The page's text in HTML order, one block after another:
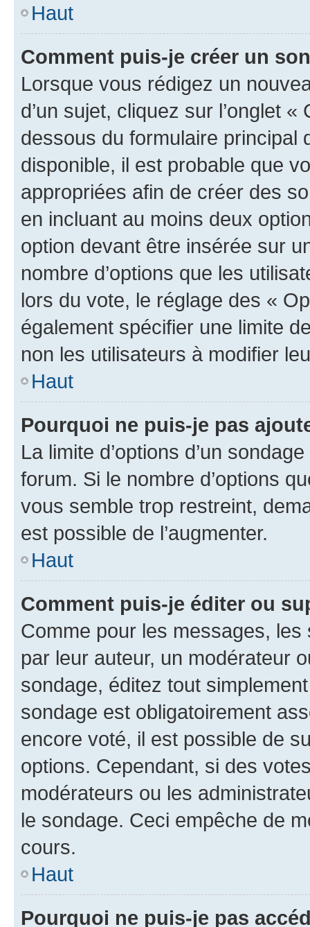
Haut
Comment puis-je créer un
Lorsque vous rédigez un
d’un sujet, cliquez sur l’onglet
dessous du formulaire principal
disponible, il est probable que
appropriées afin de créer des
en incluant au moins deux
option devant être insérée sur
nombre d’options que les
lors du vote, le réglage des «
également spécifier une limite
non les utilisateurs à modifier
Haut
Pourquoi ne puis-je pas
La limite d’options d’un
forum. Si le nombre d’options
vous semble trop restreint,
est possible de l’augmenter.
Haut
Comment puis-je éditer ou
Comme pour les messages,
par leur auteur, un modérateur
sondage, éditez tout
sondage est obligatoirement
encore voté, il est possible de
options. Cependant, si des
modérateurs ou les
le sondage. Ceci empêche de
cours.
Haut
Pourquoi ne puis-je pas